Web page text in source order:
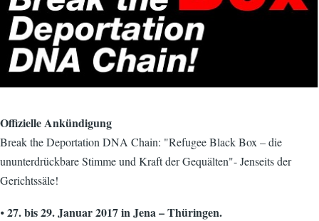
Offizielle Ankündigung
Break the Deportation DNA Chain: "Refugee Black Box – die
ununterdrückbare Stimme und Kraft der Gequälten"- Jenseits der
Gerichtssäle!
⦁27. bis 29. Januar 2017 in Jena – Thüringen.